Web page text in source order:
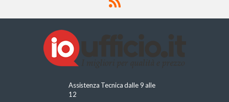
Assistenza Tecnica dalle 9 alle
12